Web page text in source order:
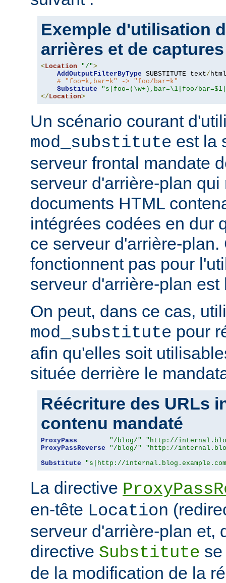
Exemple d'utilisation
arrières et de captures
< Location "/">
AddOutputFilterByType SUBSTITUTE text/ html
# "foo=k,bar=k" -> "foo/bar=k"
Substitute
"s|foo=(\w+),bar=\1|foo/
</ Location>
Un scénario courant
mod_substitute est la
serveur frontal mandate
serveur d'arrière-plan qui
documents HTML
intégrées codées en dur
ce serveur d'arrière-
fonctionnent pas pour
serveur d'arrière-plan est
On peut, dans ce cas,
mod_substitute pour
afin qu'elles soit
située derrière le
Réécriture des URLs
contenu mandaté
ProxyPass "/blog/"
"http://
ProxyPassReverse
"/blog/"
"http://
Substitute
"s|http://
La directive
en-tête Location
serveur d'arrière-plan et,
directive Substitute
de la modification de la